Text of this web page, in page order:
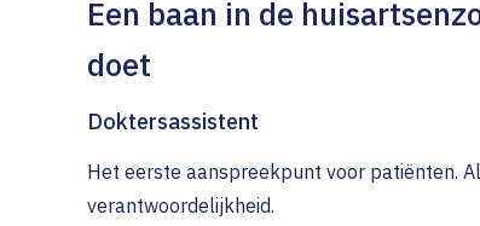
Een baan in de
doet
Doktersassistent
Het eerste aanspreekpunt voor patiënten.
verantwoordelijkheid.